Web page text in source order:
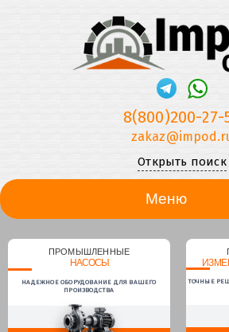
8(800)200-27-
Открыть поиск
Меню
ПРОМЫШЛЕННЫЕ
НАСОСЫ
НАДЕЖНОЕ ОБОРУДОВАНИЕ ДЛЯ ВАШЕГО
ПРОИЗВОДСТВА
ТОЧНЫЕ